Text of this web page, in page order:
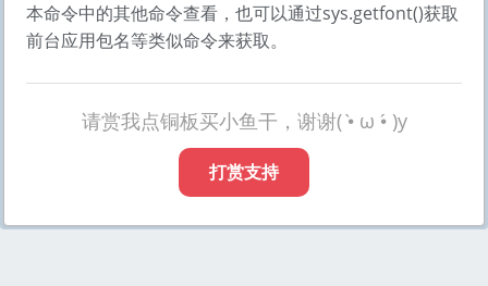
本命令中的其他命令查看，也可以通过sys.getfont()获取
前台应用包名等类似命令来获取。
请赏我点铜板买小鱼干，谢谢( •̀ ω •́ )y
打赏支持